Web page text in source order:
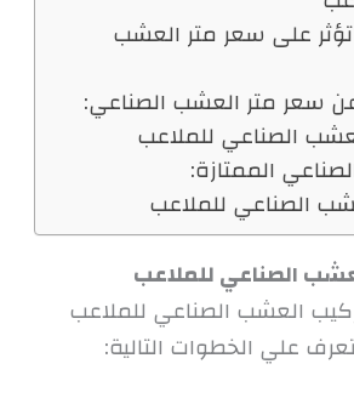
على سعر متر العشب
سعر متر العشب الصناعي:
الصناعي للملاعب
الممتازة:
الصناعي للملاعب
الصناعي للملاعب
العشب الصناعي للملاعب
علي الخطوات التالية: